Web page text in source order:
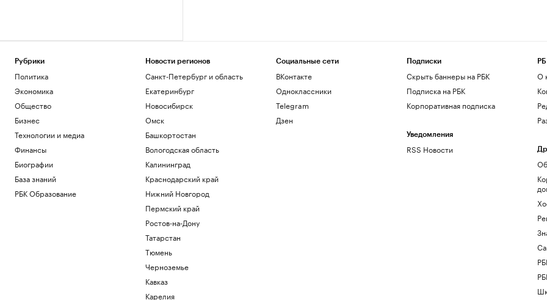
Рубрики
Политика
Экономика
Общество
Бизнес
Технологии и медиа
Финансы
Биографии
База знаний
РБК Образование
Новости регионов
Санкт-Петербург и область
Екатеринбург
Новосибирск
Омск
Башкортостан
Вологодская область
Калининград
Краснодарский край
Нижний Новгород
Пермский край
Ростов-на-Дону
Татарстан
Тюмень
Черноземье
Кавказ
Карелия
Социальные сети
ВКонтакте
Одноклассники
Telegram
Дзен
Подписки
Скрыть баннеры на РБК
Подписка на РБК
Корпоративная подписка
Уведомления
RSS Новости
О